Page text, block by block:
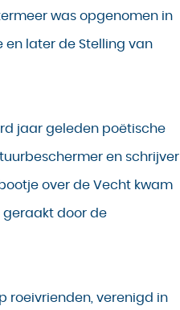
was opgenomen in
en later de Stelling van
jaar geleden poëtische
en schrijver
bootje over de Vecht kwam
geraakt door de
roeivrienden, verenigd in